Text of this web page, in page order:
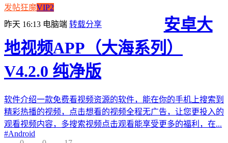
发帖狂魔VIP2
昨天 16:13 电脑端 转载分享
安卓大
地视频APP（大海系列）
V4.2.0 纯净版
软件介绍一款免费看视频资源的软件，能在你的手机上搜索到
精彩热播的视频，点击想看的视频全程无广告，让您更投入的
观看视频内容，多搜索视频点击观看能享受更多的福利，在...
#Android